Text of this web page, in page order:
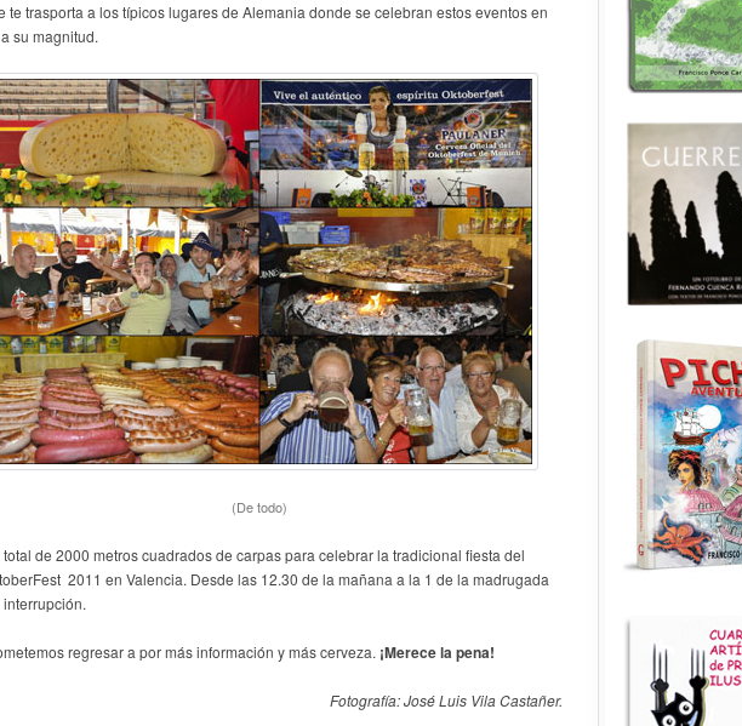
te trasporta a los típicos lugares de Alemania donde se celebran estos eventos en
su magnitud.
(De todo)
total de 2000 metros cuadrados de carpas para celebrar la tradicional fiesta del
2011 en Valencia. Desde las 12.30 de la mañana a la 1 de la madrugada
interrupción.
regresar a por más información y más cerveza. ¡Merece la pena!
Fotografía: José Luis Vila Castañer.